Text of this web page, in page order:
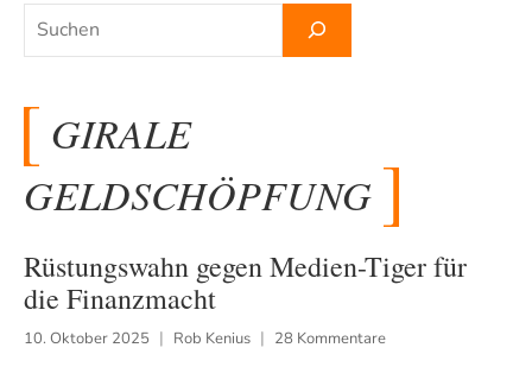
Suchen
GIRALE
GELDSCHÖPFUNG
Rüstungswahn gegen Medien-Tiger für
die Finanzmacht
10. Oktober 2025 Rob Kenius 28 Kommentare